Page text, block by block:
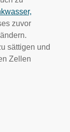
zuvor
sättigen und
Zellen